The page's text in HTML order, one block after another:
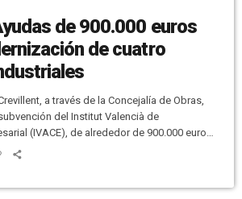
de 900.000 euros
de cuatro
a través de la Concejalía de Obras,
del Institut Valencià de
(IVACE), de alrededor de 900.000 euros,
sobre la modernización de las áreas